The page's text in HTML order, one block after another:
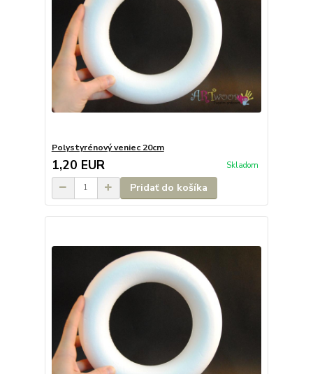
Polystyrénový veniec 20cm
1,20 EUR Skladom
Pridať do košíka